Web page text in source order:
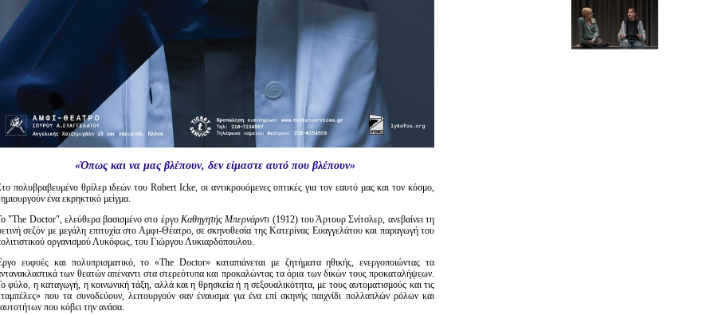
«Όπως και να μας βλέπουν, δεν είμαστε αυτό που βλέπουν»
πολυβραβευμένο θρίλερ ιδεών του Robert Icke, οι αντικρουόμενες οπτικές για τον εαυτό μας και τον κόσμο,
ένα εκρηκτικό μείγμα.
"The Doctor", ελεύθερα βασισμένο στο έργο Καθηγητής Μπερνάρντι (1912) του Άρτουρ Σνίτσλερ, ανεβαίνει τη
σεζόν με μεγάλη επιτυχία στο Αμφι-Θέατρο, σε σκηνοθεσία της Κατερίνας Ευαγγελάτου και παραγωγή του
οργανισμού Λυκόφως, του Γιώργου Λυκιαρδόπουλου.
ευφυές και πολυπρισματικό, το «The Doctor» καταπιάνεται με ζητήματα ηθικής, ενεργοποιώντας τα
των θεατών απέναντι στα στερεότυπα και προκαλώντας τα όρια των δικών τους προκαταλήψεων.
φύλο, η καταγωγή, η κοινωνική τάξη, αλλά και η θρησκεία ή η σεξουαλικότητα, με τους αυτοματισμούς και τις
που τα συνοδεύουν, λειτουργούν σαν έναυσμα για ένα επί σκηνής παιχνίδι πολλαπλών ρόλων και
που κόβει την ανάσα.